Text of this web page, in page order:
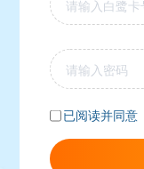
已阅读并同意